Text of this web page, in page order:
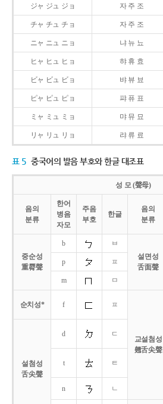
ジャ ジュ ジョ 자 주 조
チャ チュ チョ 자 주 조
ニャ ニュ ニョ 냐 뉴 뇨
ヒャ ヒュ ヒョ 햐 휴 효
ビャ ビュ ビョ 뱌 뷰 뵤
ピャ ピュ ピョ 퍄 퓨 표
ミャ ミュ ミョ 먀 뮤 묘
リャ リュ リョ 랴 류 료
표 5 중국어의 발음 부호와 한글 대조표
성 모 (聲母)
음의
분류
한어
병음
자모
주음
부호
한글
음의
분류
중순성
重脣聲
b
ㅂ
설면성
舌面聲
p ㅍ
m ㅁ
순치성* f ㅍ
교설첨성
翹舌尖聲
설첨성
舌尖聲
d ㄷ
t ㅌ
n ㄴ